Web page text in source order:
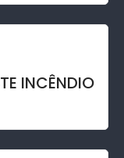
INCÊNDIO